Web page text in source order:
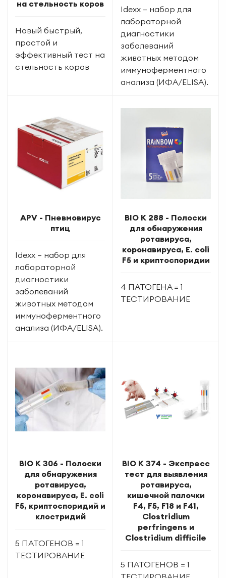
на стельность коров
Новый быстрый,
простой и
эффективный тест на
стельность коров
Idexx — набор для
лабораторной
диагностики
заболеваний
животных методом
иммуноферментного
анализа (ИФА/ELISA).
APV - Пневмовирус
птиц
Idexx — набор для
лабораторной
диагностики
заболеваний
животных методом
иммуноферментного
анализа (ИФА/ELISA).
BIO K 288 - Полоски
для обнаружения
ротавируса,
коронавируса, E. coli
F5 и криптоспоридии
4 ПАТОГЕНА = 1
ТЕСТИРОВАНИЕ
BIO K 306 - Полоски
для обнаружения
ротавируса,
коронавируса, E. coli
F5, криптоспоридий и
клостридий
5 ПАТОГЕНОВ = 1
ТЕСТИРОВАНИЕ
BIO K 374 - Экспресс
тест для выявления
ротавируса,
кишечной палочки
F4, F5, F18 и F41,
Clostridium
perfringens и
Clostridium difficile
5 ПАТОГЕНОВ = 1